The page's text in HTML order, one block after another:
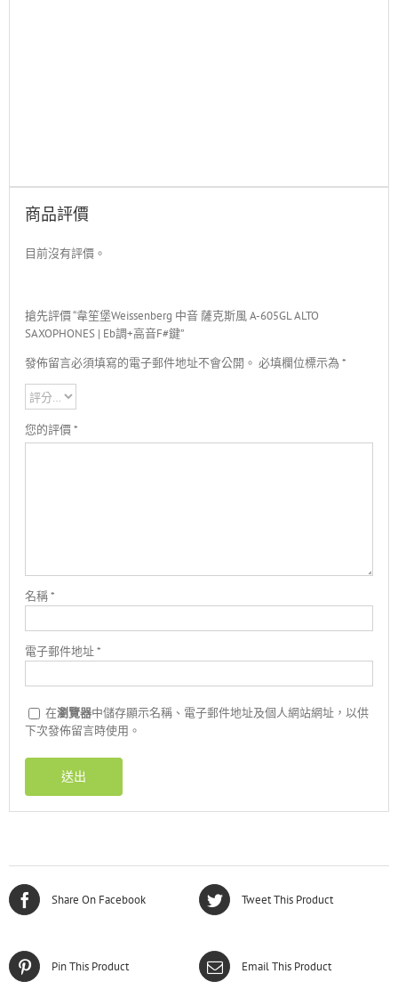
商品評價
目前沒有評價。
搶先評價 “韋笙堡Weissenberg 中音 薩克斯風 A-605GL ALTO
SAXOPHONES | Eb調+高音F#鍵”
發佈留言必須填寫的電子郵件地址不會公開。 必填欄位標示為*
您的評價*
名稱*
電子郵件地址*
在瀏覽器中儲存顯示名稱、電子郵件地址及個人網站網址，以供
下次發佈留言時使用。
Share On Facebook Tweet This Product
Pin This Product Email This Product